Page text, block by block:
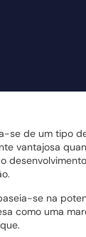
se de um tipo
vantajosa
se na
como uma